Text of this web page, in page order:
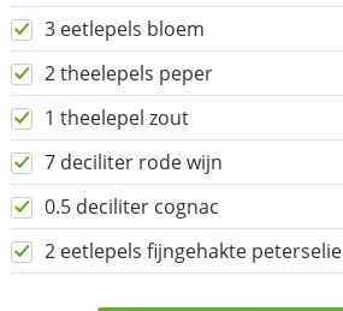
3 eetlepels bloem
2 theelepels peper
1 theelepel zout
7 deciliter rode wijn
0.5 deciliter cognac
2 eetlepels fijngehakte peterselie